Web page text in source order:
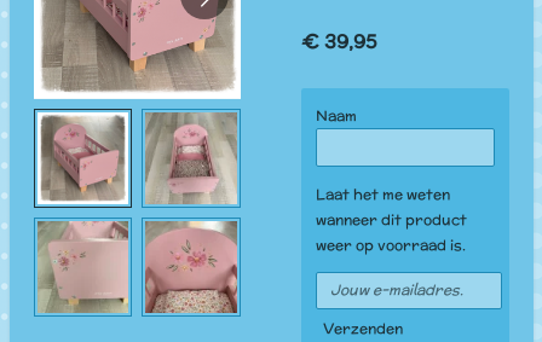
€ 39,95
Naam
Laat het me weten
wanneer dit product
weer op voorraad is.
Verzenden